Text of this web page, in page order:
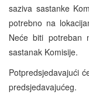
saziva sastanke
potrebno na
Neće biti potreban
sastanak Komisije.
Potpredsjedavajući
predsjedavajućeg.